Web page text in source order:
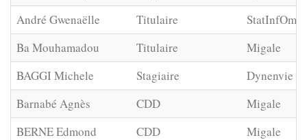
André Gwenaëlle
Titulaire
Ba Mouhamadou
Titulaire
Migale
BAGGI Michele
Stagiaire
Dynenvie
Barnabé Agnès
CDD
Migale
BERNE Edmond
CDD
Migale